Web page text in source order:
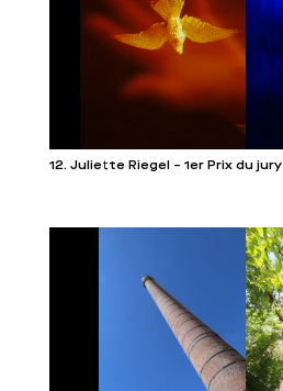
12. Juliette Riegel – 1er Prix du jury